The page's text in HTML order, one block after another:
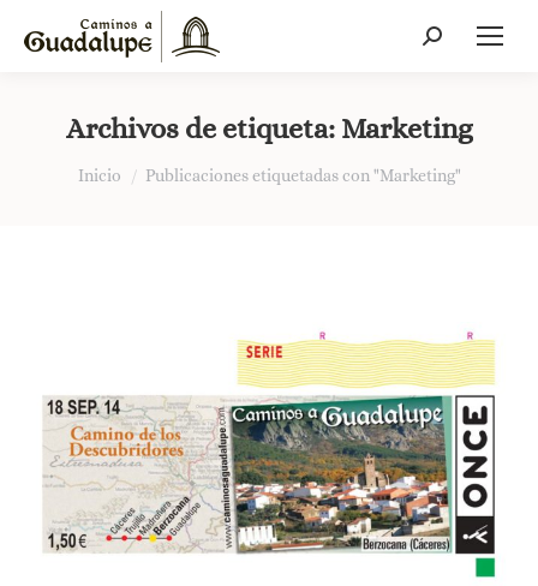
Buscar:
Archivos de etiqueta: Marketing
Estás aquí:
Inicio Publicaciones etiquetadas con "Marketing"